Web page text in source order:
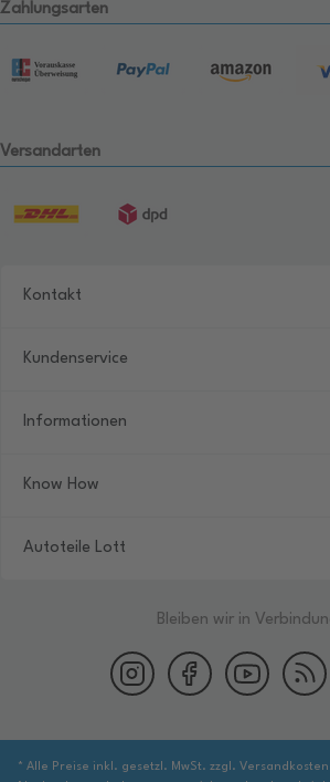
Zahlungsarten
Versandarten
Kontakt
Kundenservice
Informationen
Know How
Autoteile Lott
Bleiben wir in
* Alle Preise inkl. gesetzl. MwSt. zzgl.